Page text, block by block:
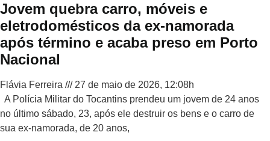
Jovem quebra carro, móveis e
eletrodomésticos da ex-namorada
após término e acaba preso em Porto
Nacional
Flávia Ferreira
27 de maio de 2026, 12:08h
A Polícia Militar do Tocantins prendeu um jovem de 24 anos
no último sábado, 23, após ele destruir os bens e o carro de
sua ex-namorada, de 20 anos,